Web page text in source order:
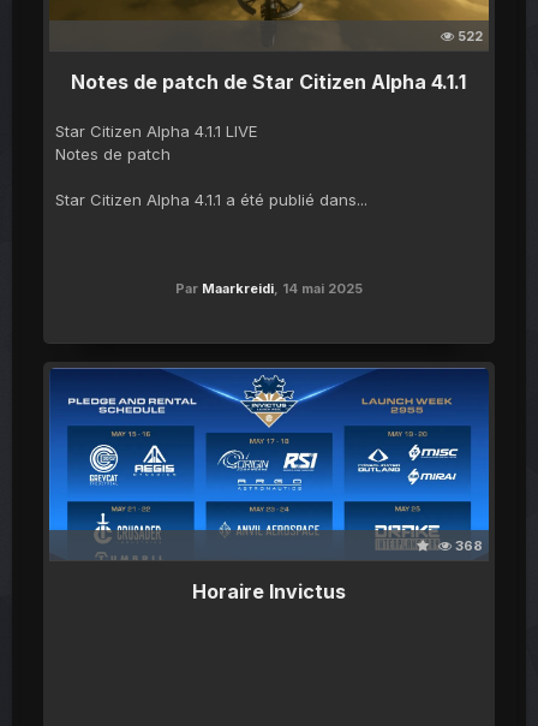
522
Notes de patch de Star Citizen Alpha 4.1.1
Star Citizen Alpha 4.1.1 LIVE
Notes de patch
Star Citizen Alpha 4.1.1 a été publié dans...
Par Maarkreidi, 14 mai 2025
368
Horaire Invictus